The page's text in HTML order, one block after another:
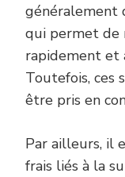
généralement
qui permet de
rapidement et
Toutefois, ces
être pris en
Par ailleurs, il
frais liés à la